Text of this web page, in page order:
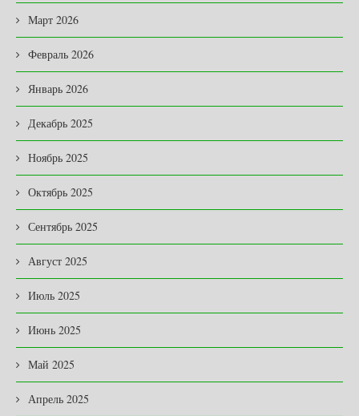
Март 2026
Февраль 2026
Январь 2026
Декабрь 2025
Ноябрь 2025
Октябрь 2025
Сентябрь 2025
Август 2025
Июль 2025
Июнь 2025
Май 2025
Апрель 2025